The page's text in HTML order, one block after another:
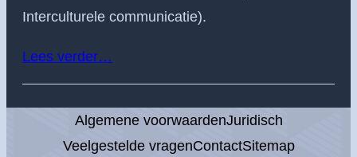
Interculturele communicatie).
Lees verder…
Algemene voorwaardenJuridisch
Veelgestelde vragenContactSitemap